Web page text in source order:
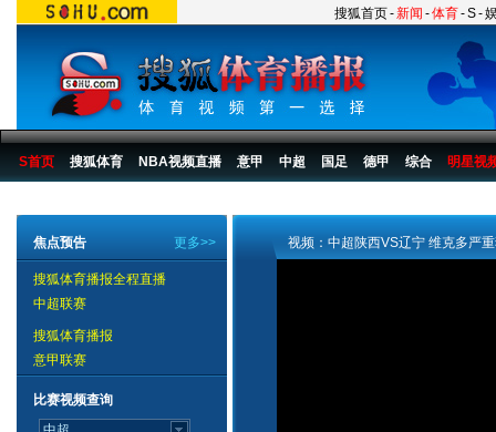
搜狐首页-新闻 -体育-S-
S首页 搜狐体育 NBA视频直播 意甲 中超 国足 德甲 综合 明星视
更多>>
焦点预告
搜狐体育播报全程直播
中超联赛
搜狐体育播报
意甲联赛
比赛视频查询
视频：中超陕西VS辽宁 维克多严